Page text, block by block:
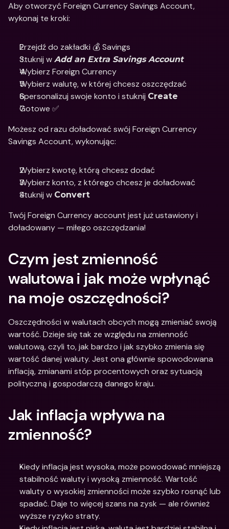
Aby otworzyć Foreign Currency Savings Account,
wykonaj te kroki:
Przejdź do zakładki 💰 Savings
Stuknij w Add an Extra Savings Account
Wybierz Foreign Currency
Wybierz walutę, w której chcesz oszczędzać
Spersonalizuj swoje konto i stuknij Create
Gotowe ✅
Możesz od razu doładować swój Foreign Currency
Savings Account, wykonując:
Wybierz kwotę, którą chcesz dodać
Wybierz konto, z którego chcesz je doładować
Stuknij w Convert
Twój Foreign Currency account jest już ustawiony i
doładowany — miłego oszczędzania!
Czym jest zmienność
walutowa i jak może wpłynąć
na moje oszczędności?
Oszczędności w walutach obcych mogą zmieniać swoją
wartość. Dzieje się tak ze względu na zmienność
walutową, czyli to, jak bardzo i jak szybko zmienia się
wartość danej waluty. Jest ona głównie spowodowana
inflacją, zmianami stóp procentowych oraz sytuacją
polityczną i gospodarczą danego kraju.
Jak inflacja wpływa na
zmienność?
Kiedy inflacja jest wysoka, może powodować mniejszą
stabilność waluty i wysoką zmienność. Wartość
waluty o wysokiej zmienności może szybko rosnąć lub
spadać. Daje to więcej szans na zysk — ale również
wyższe ryzyko straty.